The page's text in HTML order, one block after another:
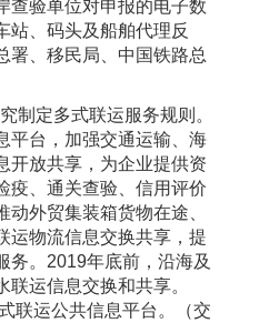
查验单位对申报的电子数
站、码头及船舶代理反
署、移民局、中国铁路总
制定多式联运服务规则。
平台，加强交通运输、海
开放共享，为企业提供资
疫、通关查验、信用评价
外贸集装箱货物在途、
运物流信息交换共享，提
务。2019年底前，沿海及
运信息交换和共享。
联运公共信息平台。（交